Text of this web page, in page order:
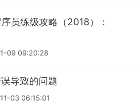
员练级攻略（2018）：
09 09:20:28
导致的问题
03 06:15:01